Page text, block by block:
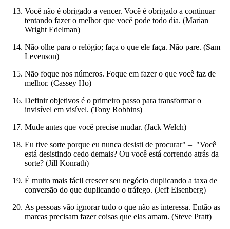
Você não é obrigado a vencer. Você é obrigado a continuar
tentando fazer o melhor que você pode todo dia. (Marian
Wright Edelman)
Não olhe para o relógio; faça o que ele faça. Não pare. (Sam
Levenson)
Não foque nos números. Foque em fazer o que você faz de
melhor. (Cassey Ho)
Definir objetivos é o primeiro passo para transformar o
invisível em visível. (Tony Robbins)
Mude antes que você precise mudar. (Jack Welch)
Eu tive sorte porque eu nunca desisti de procurar" – "Você
está desistindo cedo demais? Ou você está correndo atrás da
sorte? (Jill Konrath)
É muito mais fácil crescer seu negócio duplicando a taxa de
conversão do que duplicando o tráfego. (Jeff Eisenberg)
As pessoas vão ignorar tudo o que não as interessa. Então as
marcas precisam fazer coisas que elas amam. (Steve Pratt)